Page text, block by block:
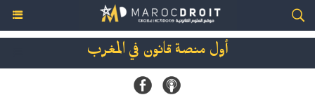
أول منصة قانون في المغرب